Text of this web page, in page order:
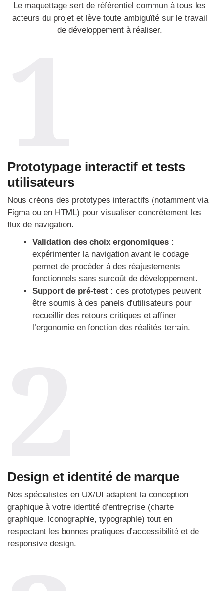
Le maquettage sert de référentiel commun à tous les
acteurs du projet et lève toute ambiguïté sur le travail
de développement à réaliser.
1
Prototypage interactif et tests
utilisateurs
Nous créons des prototypes interactifs (notamment via
Figma ou en HTML) pour visualiser concrètement les
flux de navigation.
Validation des choix ergonomiques :
expérimenter la navigation avant le codage
permet de procéder à des réajustements
fonctionnels sans surcoût de développement.
Support de pré-test : ces prototypes peuvent
être soumis à des panels d’utilisateurs pour
recueillir des retours critiques et affiner
l’ergonomie en fonction des réalités terrain.
2
Design et identité de marque
Nos spécialistes en UX/UI adaptent la conception
graphique à votre identité d’entreprise (charte
graphique, iconographie, typographie) tout en
respectant les bonnes pratiques d’accessibilité et de
responsive design.